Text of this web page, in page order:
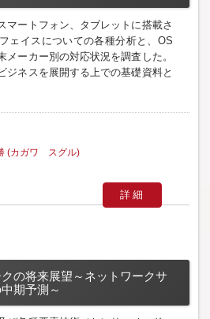
マートフォン、タブレットに搭載さ
ェイスについての各種分析と、OS
メーカー別の対応状況を調査した。
ジネスを展開する上での基礎資料と
(カガワ スグル)
詳細
の将来展望～ネットワークサ
期予測～